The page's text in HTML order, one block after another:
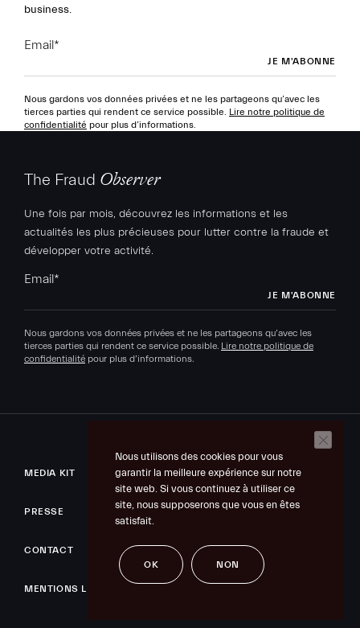
business.
Email*
Nous gardons vos données privées et ne les partageons qu’avec les
tierces parties qui rendent ce service possible. Lire notre politique de
confidentialité pour plus d’informations.
The Fraud Observer
Une fois par mois, découvrez les informations et les
actualités les plus précieuses pour lutter contre la fraude et
développer votre activité.
Email*
Nous gardons vos données privées et ne les partageons qu’avec les
tierces parties qui rendent ce service possible. Lire notre politique de
confidentialité pour plus d’informations.
MEDIA KIT
PRESSE
CONTACT
MENTIONS LÉGALES
Nous utilisons des cookies pour vous
garantir la meilleure expérience sur notre
site web. Si vous continuez à utiliser ce
site, nous supposerons que vous en êtes
satisfait.
OK NON